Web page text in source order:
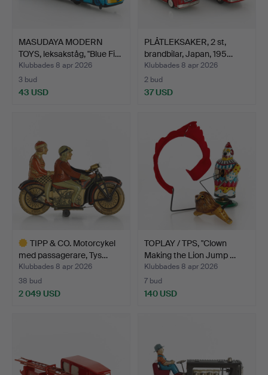
MASUDAYA MODERN
TOYS, leksakståg, "Blue Fi…
Klubbades 8 apr 2026
3 bud
43 USD
PLÅTLEKSAKER, 2 st,
brandbilar, Japan, 195…
Klubbades 8 apr 2026
2 bud
37 USD
TIPP & CO. Motorcykel
med passagerare, Tys…
Klubbades 8 apr 2026
38 bud
2 049 USD
TOPLAY / TPS, "Clown
Making the Lion Jump …
Klubbades 8 apr 2026
7 bud
140 USD